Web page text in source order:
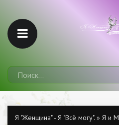
Я "Женщина" - Я "Всё могу". » Я и